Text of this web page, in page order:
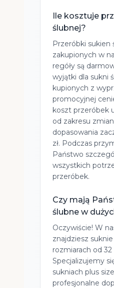
Ile kosztuje
ślubnej?
Przeróbki sukien
zakupionych w
regóły są
wyjątki dla sukni
kupionych z
promocyjnej
koszt przeróbek
od zakresu
dopasowania
zł. Podczas
Państwo
wszystkich
przeróbek.
Czy mają
ślubne w
Oczywiście! W
znajdziesz
rozmiarach od 32
Specjalizujemy
sukniach plus
profesjonalne